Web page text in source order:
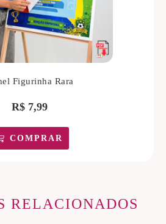
Figurinha Rara
R$7,99
COMPRAR
RELACIONADOS